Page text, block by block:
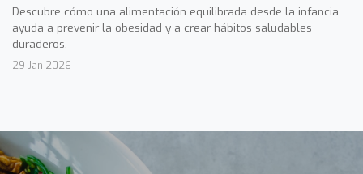
Descubre cómo una alimentación equilibrada desde la infancia
ayuda a prevenir la obesidad y a crear hábitos saludables
duraderos.
29 Jan 2026